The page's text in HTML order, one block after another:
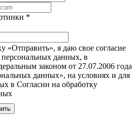
*
«Отправить», я даю свое согласие
данных, в
законом от 27.07.2006 года
данных», на условиях и для
в Согласии на обработку